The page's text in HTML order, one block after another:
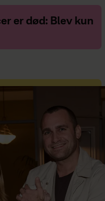
er død: Blev kun